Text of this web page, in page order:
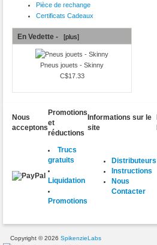
Pièce de rechange
Certificats Cadeaux
En Vedette - [plus]
Pneus jouets - Skinny
C$17.33
Nous
acceptons
Promotions
et
réductions
Informations sur le
site
Trucs
gratuits
Liquidation
Promotions
Distributeurs
Instructions
Nous
Contacter
Copyright © 2026 SpikenzieLabs